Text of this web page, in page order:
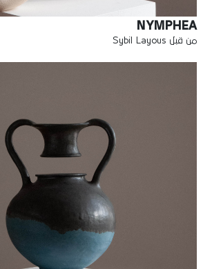
NYMPHEA
من قبل Sybil Layous